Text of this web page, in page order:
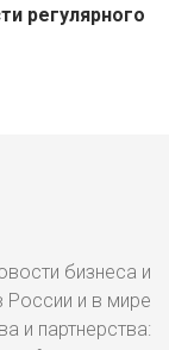
регулярного
бизнеса и
России и в мире
и партнерства: